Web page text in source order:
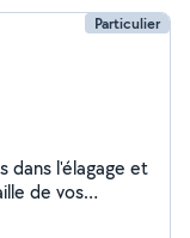
Particulier
de vos